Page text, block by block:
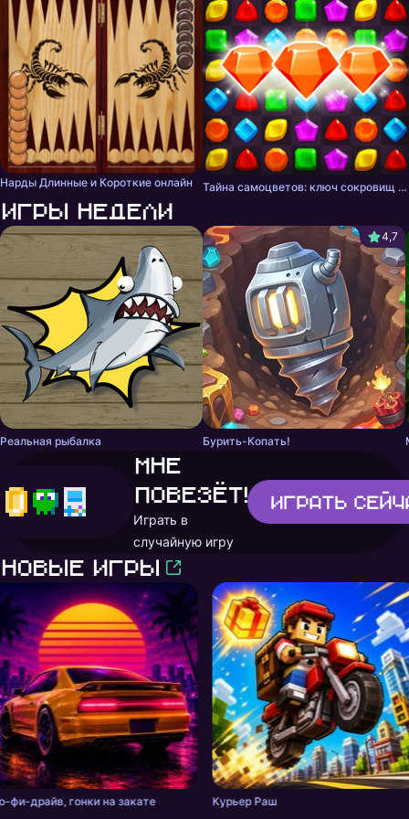
Нарды Длинные и Короткие онлайн Тайна самоцветов: ключ сокровищ - три в ряд
Игры недели
Реальная рыбалка
4,7
Бурить-Копать!
Мне
повезёт!
Играть в
случайную игру
Играть
Новые игры
фи-драйв, гонки на закате Курьер Раш